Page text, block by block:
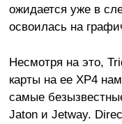
ожидается уже в
освоилась на
Несмотря на это,
карты на ее XP4
самые
Jaton и Jetway.